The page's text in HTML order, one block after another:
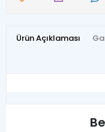
Ürün Açıklaması